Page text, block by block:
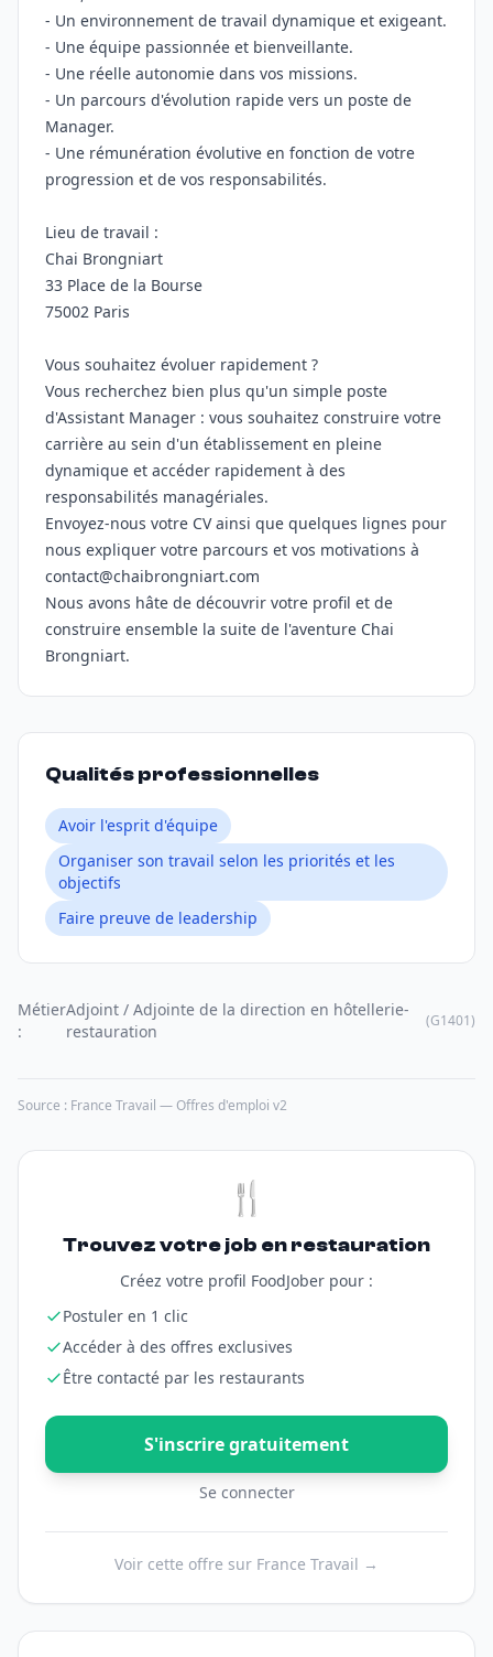
- Un environnement de travail dynamique et exigeant.
- Une équipe passionnée et bienveillante.
- Une réelle autonomie dans vos missions.
- Un parcours d'évolution rapide vers un poste de
Manager.
- Une rémunération évolutive en fonction de votre
progression et de vos responsabilités.
Lieu de travail :
Chai Brongniart
33 Place de la Bourse
75002 Paris
Vous souhaitez évoluer rapidement ?
Vous recherchez bien plus qu'un simple poste
d'Assistant Manager : vous souhaitez construire votre
carrière au sein d'un établissement en pleine
dynamique et accéder rapidement à des
responsabilités managériales.
Envoyez-nous votre CV ainsi que quelques lignes pour
nous expliquer votre parcours et vos motivations à
contact@chaibrongniart.com
Nous avons hâte de découvrir votre profil et de
construire ensemble la suite de l'aventure Chai
Brongniart.
Qualités professionnelles
Avoir l'esprit d'équipe
Organiser son travail selon les priorités et les
objectifs
Faire preuve de leadership
Métier
:
Adjoint / Adjointe de la direction en hôtellerie-
restauration
(G1401)
Source : France Travail — Offres d'emploi v2
🍴
Trouvez votre job en restauration
Créez votre profil FoodJober pour :
Postuler en 1 clic
Accéder à des offres exclusives
Être contacté par les restaurants
S'inscrire gratuitement
Se connecter
Voir cette offre sur France Travail →